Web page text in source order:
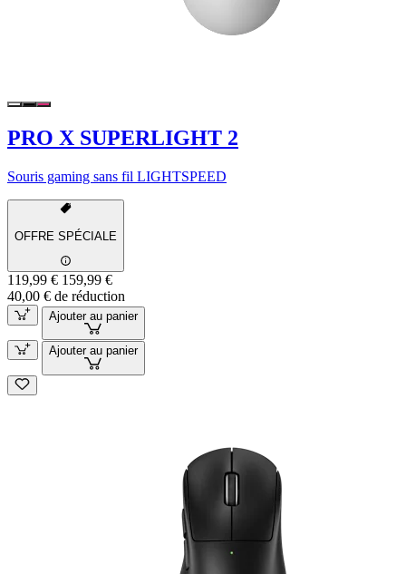
PRO X SUPERLIGHT 2
Souris gaming sans fil LIGHTSPEED
OFFRE SPÉCIALE
119,99 € 159,99 €
40,00 € de réduction
Ajouter au panier
Ajouter au panier